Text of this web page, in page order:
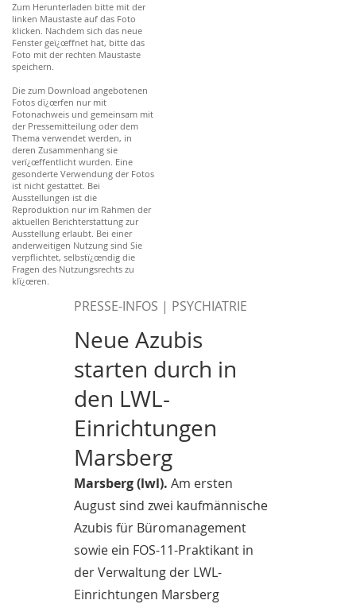
Zum Herunterladen bitte mit der
linken Maustaste auf das Foto
klicken. Nachdem sich das neue
Fenster geï¿œffnet hat, bitte das
Foto mit der rechten Maustaste
speichern.
Die zum Download angebotenen
Fotos dï¿œrfen nur mit
Fotonachweis und gemeinsam mit
der Pressemitteilung oder dem
Thema verwendet werden, in
deren Zusammenhang sie
verï¿œffentlicht wurden. Eine
gesonderte Verwendung der Fotos
ist nicht gestattet. Bei
Ausstellungen ist die
Reproduktion nur im Rahmen der
aktuellen Berichterstattung zur
Ausstellung erlaubt. Bei einer
anderweitigen Nutzung sind Sie
verpflichtet, selbstï¿œndig die
Fragen des Nutzungsrechts zu
klï¿œren.
PRESSE-INFOS | PSYCHIATRIE
Neue Azubis
starten durch in
den LWL-
Einrichtungen
Marsberg
Marsberg (lwl). Am ersten
August sind zwei kaufmännische
Azubis für Büromanagement
sowie ein FOS-11-Praktikant in
der Verwaltung der LWL-
Einrichtungen Marsberg